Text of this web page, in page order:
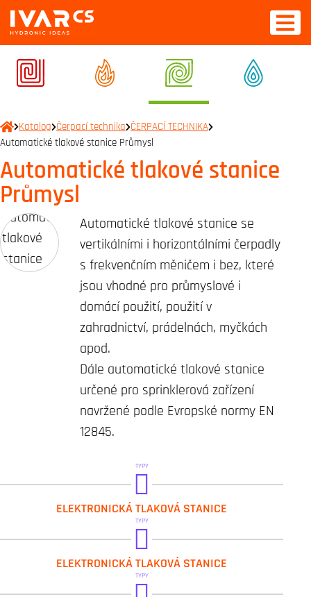
Katalog Čerpací technika ČERPACÍ TECHNIKA
Automatické tlakové stanice Průmysl
Automatické tlakové stanice
Průmysl
Automatické tlakové stanice se
vertikálními i horizontálními čerpadly
s frekvenčním měničem i bez, které
jsou vhodné pro průmyslové i
domácí použití, použití v
zahradnictví, prádelnách, myčkách
apod.
Dále automatické tlakové stanice
určené pro sprinklerová zařízení
navržené podle Evropské normy EN
12845.
TYPY
ELEKTRONICKÁ TLAKOVÁ STANICE
TYPY
ELEKTRONICKÁ TLAKOVÁ STANICE
TYPY